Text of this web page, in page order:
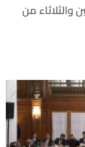
والثلاثاء من